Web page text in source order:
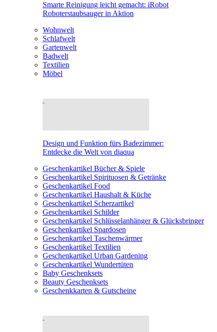
Smarte Reinigung leicht gemacht: iRobot
Roboterstaubsauger in Aktion
Wohnwelt
Schlafwelt
Gartenwelt
Badwelt
Textilien
Möbel
Design und Funktion fürs Badezimmer:
Entdecke die Welt von diaqua
Geschenkartikel Bücher & Spiele
Geschenkartikel Spirituosen & Getränke
Geschenkartikel Food
Geschenkartikel Haushalt & Küche
Geschenkartikel Scherzartikel
Geschenkartikel Schilder
Geschenkartikel Schlüsselanhänger & Glücksbringer
Geschenkartikel Spardosen
Geschenkartikel Taschenwärmer
Geschenkartikel Textilien
Geschenkartikel Urban Gardening
Geschenkartikel Wundertüten
Baby Geschenksets
Beauty Geschenksets
Geschenkkarten & Gutscheine